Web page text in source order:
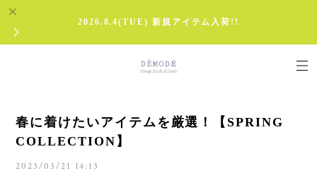
2026.8.4(TUE) 新規アイテム入荷!!
春に着けたいアイテムを厳選！【SPRING
COLLECTION】
2023/03/21 14:13